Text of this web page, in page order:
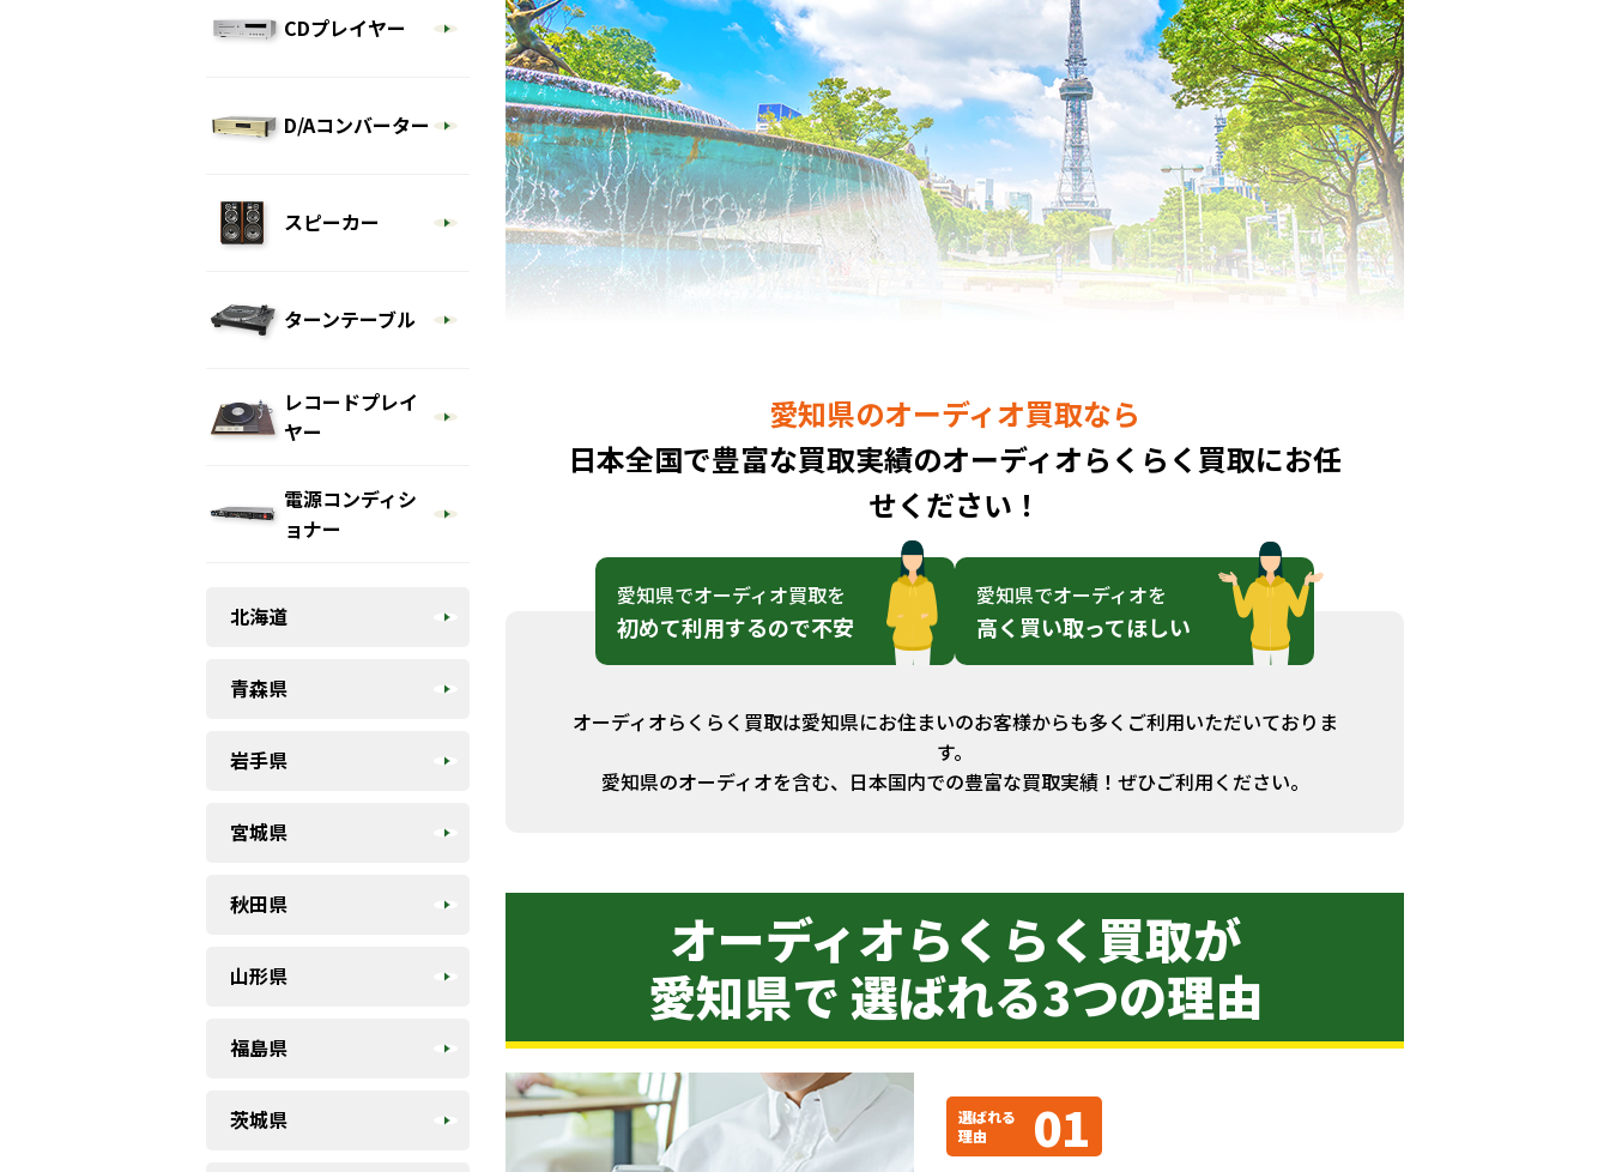
愛知県のオーディオ買取なら
日本全国で豊富な買取実績のオーディオらくらく買取にお任
せください！
愛知県でオーディオ買取を
初めて利用するので不安
愛知県でオーディオを
高く買い取ってほしい
オーディオらくらく買取は愛知県にお住まいのお客様からも多くご利用いただいておりま
す。
愛知県のオーディオを含む、日本国内での豊富な買取実績！ぜひご利用ください。
オーディオらくらく買取が
愛知県で 選ばれる3つの理由
選ばれる
理由
01
CDプレイヤー
D/Aコンバーター
スピーカー
ターンテーブル
レコードプレイ
ヤー
電源コンディシ
ョナー
北海道
青森県
岩手県
宮城県
秋田県
山形県
福島県
茨城県